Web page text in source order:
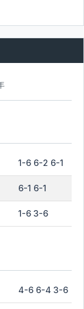
1-6 6-2 6-1
6-1 6-1
1-6 3-6
4-6 6-4 3-6